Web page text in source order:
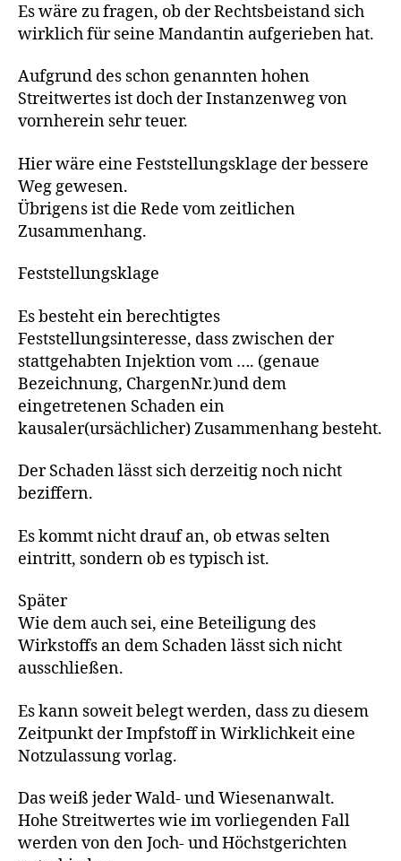
Es wäre zu fragen, ob der Rechtsbeistand sich
wirklich für seine Mandantin aufgerieben hat.
Aufgrund des schon genannten hohen
Streitwertes ist doch der Instanzenweg von
vornherein sehr teuer.
Hier wäre eine Feststellungsklage der bessere
Weg gewesen.
Übrigens ist die Rede vom zeitlichen
Zusammenhang.
Feststellungsklage
Es besteht ein berechtigtes
Feststellungsinteresse, dass zwischen der
stattgehabten Injektion vom …. (genaue
Bezeichnung, ChargenNr.)und dem
eingetretenen Schaden ein
kausaler(ursächlicher) Zusammenhang besteht.
Der Schaden lässt sich derzeitig noch nicht
beziffern.
Es kommt nicht drauf an, ob etwas selten
eintritt, sondern ob es typisch ist.
Später
Wie dem auch sei, eine Beteiligung des
Wirkstoffs an dem Schaden lässt sich nicht
ausschließen.
Es kann soweit belegt werden, dass zu diesem
Zeitpunkt der Impfstoff in Wirklichkeit eine
Notzulassung vorlag.
Das weiß jeder Wald- und Wiesenanwalt.
Hohe Streitwertes wie im vorliegenden Fall
werden von den Joch- und Höchstgerichten